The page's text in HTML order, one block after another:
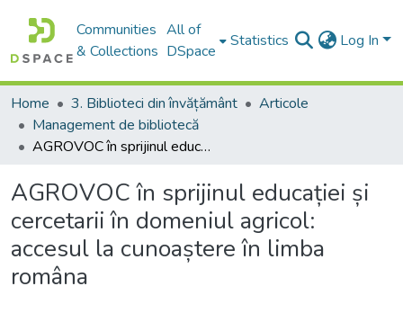
Communities
& Collections
All of
DSpace
Statistics Log In
Home 3. Biblioteci din învățământ
Articole
Management de bibliotecă
AGROVOC în sprijinul educației și cercetarii în domeniul agricol: accesul la cunoaștere în limba româna
AGROVOC în sprijinul educației și
cercetarii în domeniul agricol:
accesul la cunoaștere în limba
româna